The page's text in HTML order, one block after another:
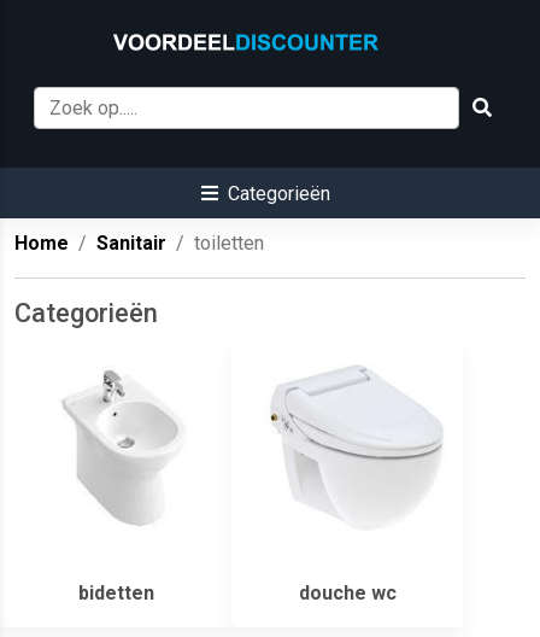
Categorieën
Home Sanitair toiletten
Categorieën
bidetten douche wc